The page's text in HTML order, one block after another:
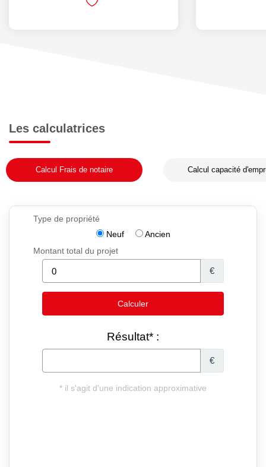
Les calculatrices
Calcul Frais de notaire Calcul capacité